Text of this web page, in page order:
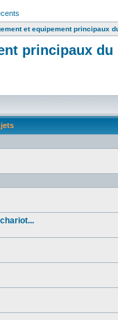
et equipement principaux
principaux du